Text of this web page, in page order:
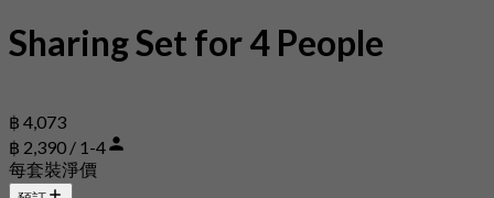
Sharing Set for 4 People
฿ 4,073
฿ 2,390 / 1-4
每套裝淨價